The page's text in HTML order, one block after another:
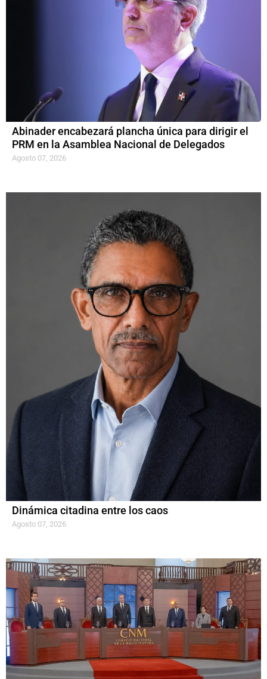
Abinader encabezará plancha única para dirigir el
PRM en la Asamblea Nacional de Delegados
Agosto 07, 2026
Dinámica citadina entre los caos
Agosto 07, 2026